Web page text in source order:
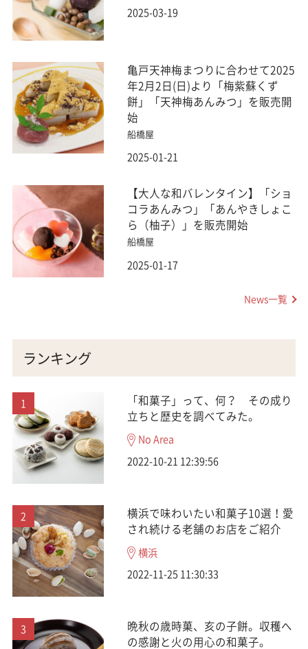
2025-03-19
亀戸天神梅まつりに合わせて2025
年2月2日(日)より「梅紫蘇くず
餅」「天神梅あんみつ」を販売開
始
船橋屋
2025-01-21
【大人な和バレンタイン】「ショ
コラあんみつ」「あんやきしょこ
ら（柚子）」を販売開始
船橋屋
2025-01-17
News一覧
ランキング
「和菓子」って、何？ その成り
立ちと歴史を調べてみた。
No Area
2022-10-21 12:39:56
横浜で味わいたい和菓子10選！愛
され続ける老舗のお店をご紹介
横浜
2022-11-25 11:30:33
晩秋の歳時菓、亥の子餅。収穫へ
の感謝と火の用心の和菓子。